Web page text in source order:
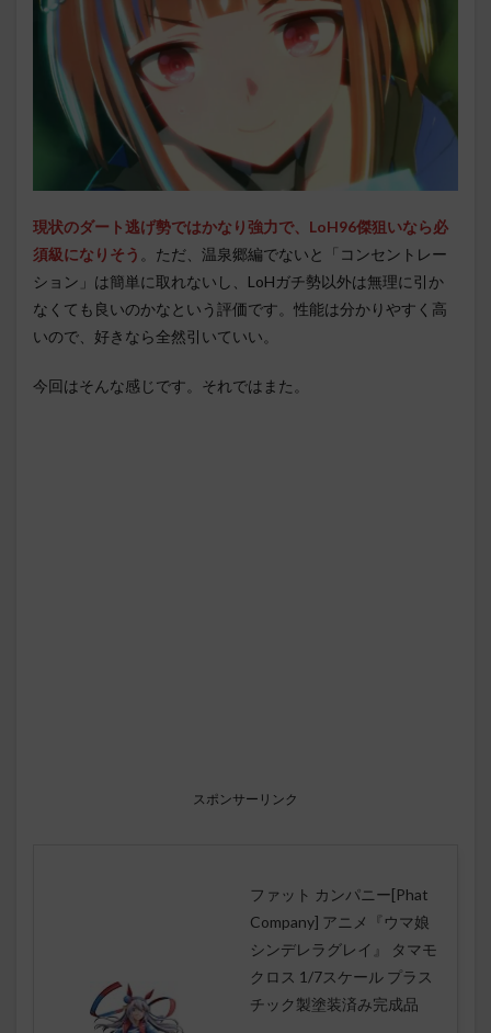
現状のダート逃げ勢ではかなり強力で、LoH96傑狙いなら必
須級になりそう 。ただ、温泉郷編でないと「コンセントレー
ション」は簡単に取れないし、LoHガチ勢以外は無理に引か
なくても良いのかなという評価です。性能は分かりやすく高
いので、好きなら全然引いていい。
今回はそんな感じです。それではまた。
スポンサーリンク
ファット カンパニー[Phat
Company] アニメ『ウマ娘
シンデレラグレイ』 タマモ
クロス 1/7スケール プラス
チック製塗装済み完成品